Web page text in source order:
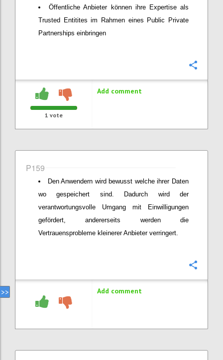
Öffentliche Anbieter können ihre Expertise als
Trusted Entitites im Rahmen eines Public Private
Partnerships einbringen
1 vote
Add comment
P159
Den Anwendern wird bewusst welche ihrer Daten
wo gespeichert sind. Dadurch wird der
verantwortungsvolle Umgang mit Einwilligungen
gefördert, andererseits werden die
Vertrauensprobleme kleinerer Anbieter verringert.
Add comment